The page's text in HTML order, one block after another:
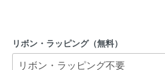
リボン・ラッピング（無料）